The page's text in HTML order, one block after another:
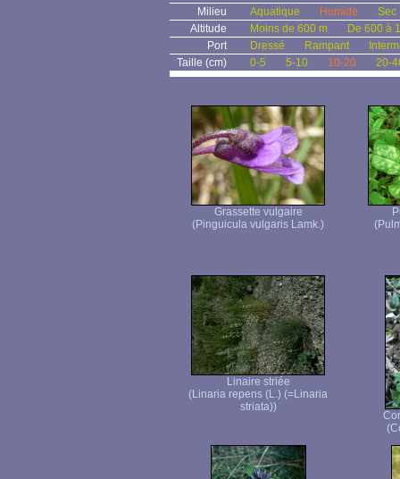
Milieu Aquatique Humide
Sec
Altitude
Moins de 600 m
De 600 à
Port
Dressé Rampant
Taille (cm)
0-5 5-10 10-20 20-
Grassette vulgaire
(Pinguicula vulgaris Lamk.)
Linaire striée
(Linaria repens (L.) (=Linaria
striata))